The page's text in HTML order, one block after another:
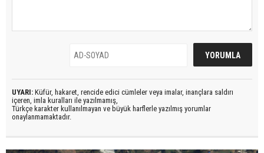
UYARI: Küfür, hakaret, rencide edici cümleler veya imalar, inançlara saldırı
içeren, imla kuralları ile yazılmamış,
Türkçe karakter kullanılmayan ve büyük harflerle yazılmış yorumlar
onaylanmamaktadır.